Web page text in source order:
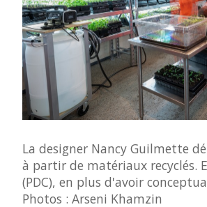
La designer Nancy Guilmette
à partir de matériaux recyclés.
(PDC), en plus d'avoir
Photos : Arseni Khamzin